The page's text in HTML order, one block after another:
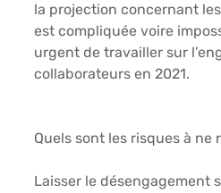
la projection concernant
est compliquée voire
urgent de travailler sur
collaborateurs en 2021.
Quels sont les risques à ne
Laisser le désengagement